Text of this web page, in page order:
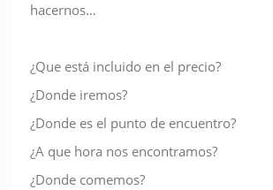
hacernos…
¿Que está incluido en el precio?
¿Donde iremos?
¿Donde es el punto de encuentro?
¿A que hora nos encontramos?
¿Donde comemos?